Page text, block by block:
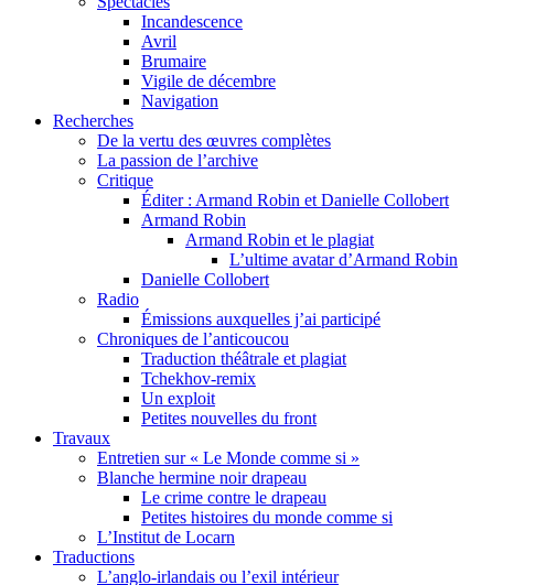
Incandescence
Avril
Brumaire
Vigile de décembre
Navigation
Recherches
De la vertu des œuvres complètes
La passion de l’archive
Critique
Éditer : Armand Robin et Danielle Collobert
Armand Robin
Armand Robin et le plagiat
L’ultime avatar d’Armand Robin
Danielle Collobert
Radio
Émissions auxquelles j’ai participé
Chroniques de l’anticoucou
Traduction théâtrale et plagiat
Tchekhov-remix
Un exploit
Petites nouvelles du front
Travaux
Entretien sur « Le Monde comme si »
Blanche hermine noir drapeau
Le crime contre le drapeau
Petites histoires du monde comme si
L’Institut de Locarn
Traductions
L’anglo-irlandais ou l’exil intérieur